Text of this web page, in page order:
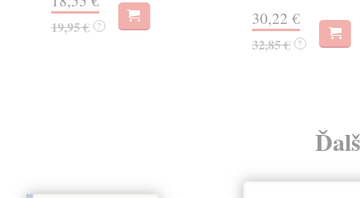
19,95 € ? 30,22 €
32,85 € ?